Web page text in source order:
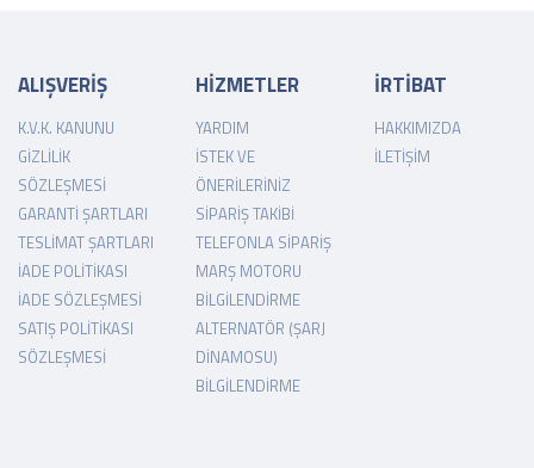
ALIŞVERİŞ
K.V.K. KANUNU
GIZLILIK
SÖZLEŞMESI
GARANTI ŞARTLARI
TESLIMAT ŞARTLARI
İADE POLITIKASI
İADE SÖZLEŞMESI
SATIŞ POLITIKASI
SÖZLEŞMESI
HİZMETLER
YARDIM
İSTEK VE
ÖNERILERINIZ
SIPARIŞ TAKIBI
TELEFONLA SIPARIŞ
MARŞ MOTORU
BILGILENDIRME
ALTERNATÖR (ŞARJ
DINAMOSU)
BILGILENDIRME
İRTİBAT
HAKKIMIZDA
İLETIŞIM